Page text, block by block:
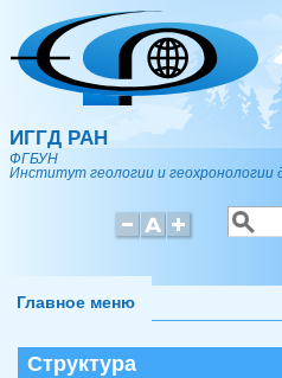
Перейти к основному содержанию
ИГГД РАН
ФГБУН
Институт геологии и геохронологии
Поиск
Главное меню
Структура